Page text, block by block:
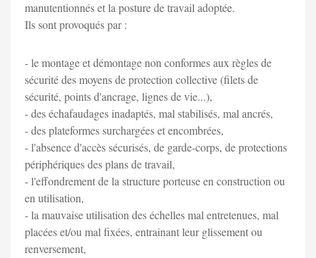
manutentionnés et la posture de travail adoptée.
Ils sont provoqués par :
- le montage et démontage non conformes aux règles de
sécurité des moyens de protection collective (filets de
sécurité, points d'ancrage, lignes de vie...),
- des échafaudages inadaptés, mal stabilisés, mal ancrés,
- des plateformes surchargées et encombrées,
- l'absence d'accès sécurisés, de garde-corps, de protections
périphériques des plans de travail,
- l'effondrement de la structure porteuse en construction ou
en utilisation,
- la mauvaise utilisation des échelles mal entretenues, mal
placées et/ou mal fixées, entrainant leur glissement ou
renversement,